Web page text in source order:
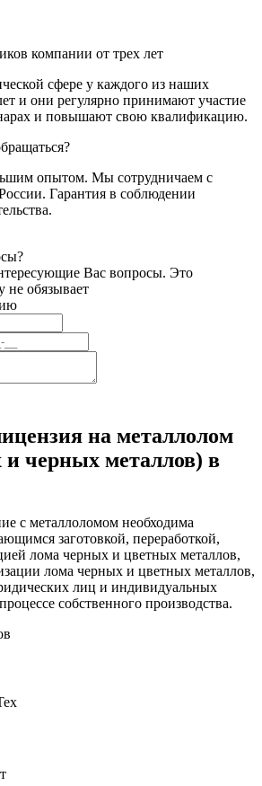
компании от трех лет
сфере у каждого из наших
и они регулярно принимают участие
и повышают свою квалификацию.
опытом. Мы сотрудничаем с
Гарантия в соблюдении
Вас вопросы. Это
не обязывает
на металлолом
черных металлов) в
с металлоломом необходима
заготовкой, переработкой,
лома черных и цветных металлов,
лома черных и цветных металлов,
лиц и индивидуальных
собственного производства.